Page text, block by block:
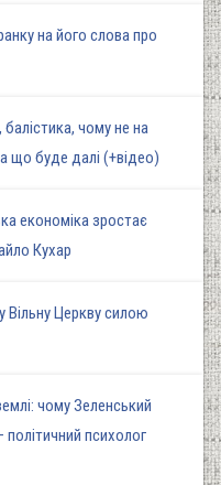
на його слова про
чому не на
що буде далі (+відео)
економіка зростає
Кухар
Вільну Церкву силою
чому Зеленський
політичний психолог